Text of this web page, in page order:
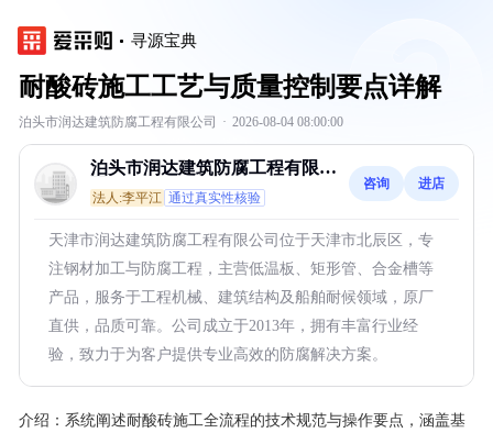
寻源宝典
耐酸砖施工工艺与质量控制要点详解
泊头市润达建筑防腐工程有限公司 · 2026-08-04 08:00:00
泊头市润达建筑防腐工程有限公
司
法人:李平江 通过真实性核验
咨询 进店
天津市润达建筑防腐工程有限公司位于天津市北辰区，专
注钢材加工与防腐工程，主营低温板、矩形管、合金槽等
产品，服务于工程机械、建筑结构及船舶耐候领域，原厂
直供，品质可靠。公司成立于2013年，拥有丰富行业经
验，致力于为客户提供专业高效的防腐解决方案。
介绍： 系统阐述耐酸砖施工全流程的技术规范与操作要点，涵盖基